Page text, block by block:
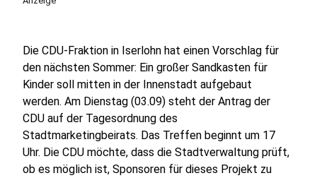
Die CDU-Fraktion in Iserlohn hat einen Vorschlag für
den nächsten Sommer: Ein großer Sandkasten für
Kinder soll mitten in der Innenstadt aufgebaut
werden. Am Dienstag (03.09) steht der Antrag der
CDU auf der Tagesordnung des
Stadtmarketingbeirats. Das Treffen beginnt um 17
Uhr. Die CDU möchte, dass die Stadtverwaltung prüft,
ob es möglich ist, Sponsoren für dieses Projekt zu